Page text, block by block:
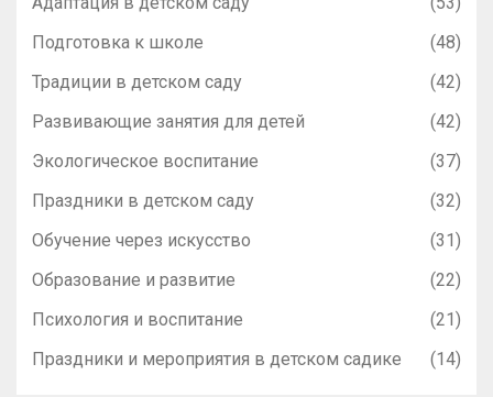
Подготовка к школе
(48)
Традиции в детском саду
(42)
Развивающие занятия для детей
(42)
Экологическое воспитание
(37)
Праздники в детском саду
(32)
Обучение через искусство
(31)
Образование и развитие
(22)
Психология и воспитание
(21)
Праздники и мероприятия в детском садике
(14)